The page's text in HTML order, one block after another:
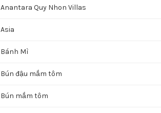
Anantara Quy Nhon Villas
Asia
Bánh Mì
Bún đậu mắm tôm
Bún mắm tôm